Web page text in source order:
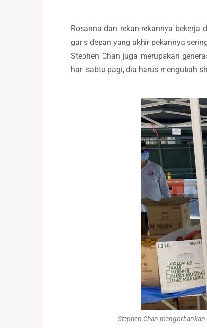
Rosanna dan rekan-rekannya
garis depan yang akhir-pekannya
Stephen Chan juga merupakan
hari sabtu pagi, dia harus mengubah
Stephen Chan